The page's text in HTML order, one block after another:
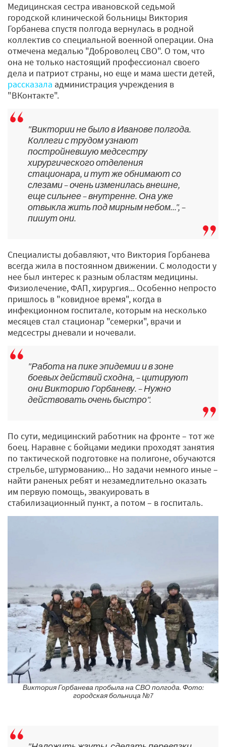
Медицинская сестра ивановской седьмой
городской клинической больницы Виктория
Горбанева спустя полгода вернулась в родной
коллектив со специальной военной операции. Она
отмечена медалью "Доброволец СВО". О том, что
она не только настоящий профессионал своего
дела и патриот страны, но еще и мама шести детей,
рассказала администрация учреждения в
"ВКонтакте".
"Виктории не было в Иванове полгода.
Коллеги с трудом узнают
постройневшую медсестру
хирургического отделения
стационара, и тут же обнимают со
слезами – очень изменилась внешне,
еще сильнее – внутренне. Она уже
отвыкла жить под мирным небом...", –
пишут они.
Специалисты добавляют, что Виктория Горбанева
всегда жила в постоянном движении. С молодости у
нее был интерес к разным областям медицины.
Физиолечение, ФАП, хирургия... Особенно непросто
пришлось в "ковидное время", когда в
инфекционном госпитале, которым на несколько
месяцев стал стационар "семерки", врачи и
медсестры дневали и ночевали.
"Работа на пике эпидемии и в зоне
боевых действий сходна, – цитируют
они Викторию Горбаневу. – Нужно
действовать очень быстро".
По сути, медицинский работник на фронте – тот же
боец. Наравне с бойцами медики проходят занятия
по тактической подготовке на полигоне, обучаются
стрельбе, штурмованию... Но задачи немного иные –
найти раненых ребят и незамедлительно оказать
им первую помощь, эвакуировать в
стабилизационный пункт, а потом – в госпиталь.
Виктория Горбанева пробыла на СВО полгода. Фото:
городская больница №7